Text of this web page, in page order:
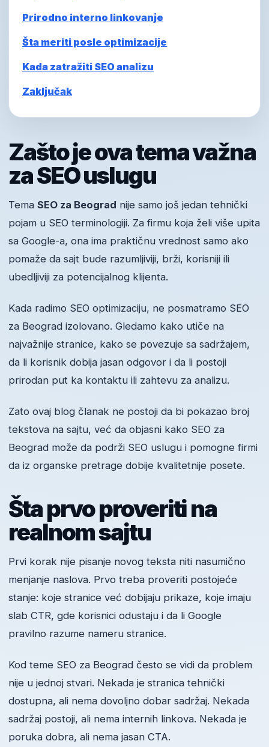
Prirodno interno linkovanje
Šta meriti posle optimizacije
Kada zatražiti SEO analizu
Zaključak
Zašto je ova tema važna
za SEO uslugu
Tema SEO za Beograd nije samo još jedan tehnički
pojam u SEO terminologiji. Za firmu koja želi više upita
sa Google-a, ona ima praktičnu vrednost samo ako
pomaže da sajt bude razumljiviji, brži, korisniji ili
ubedljiviji za potencijalnog klijenta.
Kada radimo SEO optimizaciju, ne posmatramo SEO
za Beograd izolovano. Gledamo kako utiče na
najvažnije stranice, kako se povezuje sa sadržajem,
da li korisnik dobija jasan odgovor i da li postoji
prirodan put ka kontaktu ili zahtevu za analizu.
Zato ovaj blog članak ne postoji da bi pokazao broj
tekstova na sajtu, već da objasni kako SEO za
Beograd može da podrži SEO uslugu i pomogne firmi
da iz organske pretrage dobije kvalitetnije posete.
Šta prvo proveriti na
realnom sajtu
Prvi korak nije pisanje novog teksta niti nasumično
menjanje naslova. Prvo treba proveriti postojeće
stanje: koje stranice već dobijaju prikaze, koje imaju
slab CTR, gde korisnici odustaju i da li Google
pravilno razume nameru stranice.
Kod teme SEO za Beograd često se vidi da problem
nije u jednoj stvari. Nekada je stranica tehnički
dostupna, ali nema dovoljno dobar sadržaj. Nekada
sadržaj postoji, ali nema internih linkova. Nekada je
poruka dobra, ali nema jasan CTA.